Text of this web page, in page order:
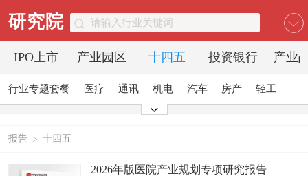
研究院
IPO上市 产业园区 十四五 投资银行 产业
行业专题套餐 医疗 通讯 机电 汽车 房产
轻工
酒店
报告 > 十四五
2026年版医院产业规划专项研究报告